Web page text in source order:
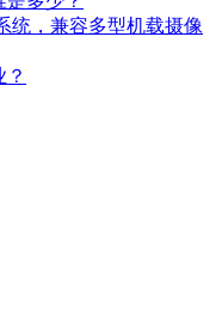
统，兼容多型机载摄像